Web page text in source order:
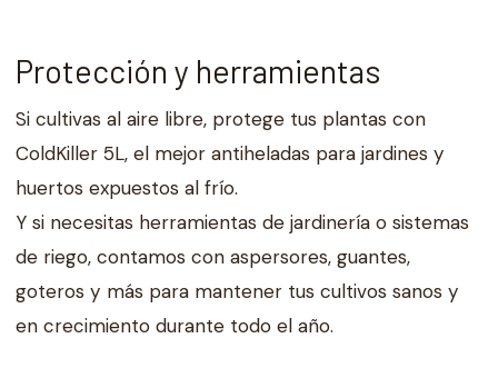
Protección y herramientas
Si cultivas al aire libre, protege tus plantas con
ColdKiller 5L, el mejor antiheladas para jardines y
huertos expuestos al frío.
Y si necesitas herramientas de jardinería o sistemas
de riego, contamos con aspersores, guantes,
goteros y más para mantener tus cultivos sanos y
en crecimiento durante todo el año.